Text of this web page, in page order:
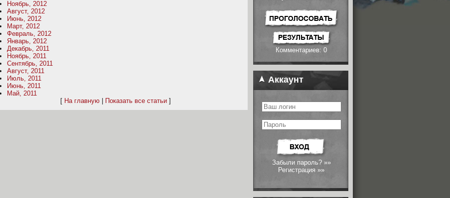
Ноябрь, 2012
Август, 2012
Июнь, 2012
Март, 2012
Февраль, 2012
Январь, 2012
Декабрь, 2011
Ноябрь, 2011
Сентябрь, 2011
Август, 2011
Июль, 2011
Июнь, 2011
Май, 2011
[ На главную| Показать все статьи]
Комментариев: 0
Аккаунт
Забыли пароль? »»
Регистрация »»